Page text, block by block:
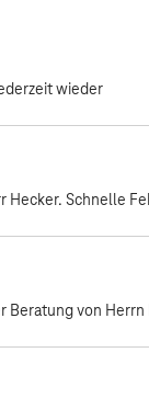
wieder
Hecker. Schnelle
Beratung von Herrn